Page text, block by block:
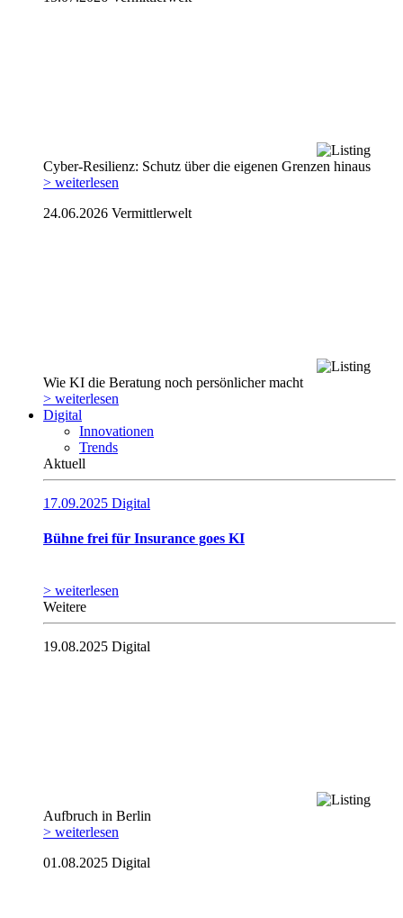
Cyber-Resilienz: Schutz über die eigenen Grenzen hinaus
> weiterlesen
24.06.2026 Vermittlerwelt
Wie KI die Beratung noch persönlicher macht
> weiterlesen
Digital
Innovationen
Trends
Aktuell
17.09.2025 Digital
Bühne frei für Insurance goes KI
> weiterlesen
Weitere
19.08.2025 Digital
Aufbruch in Berlin
> weiterlesen
01.08.2025 Digital